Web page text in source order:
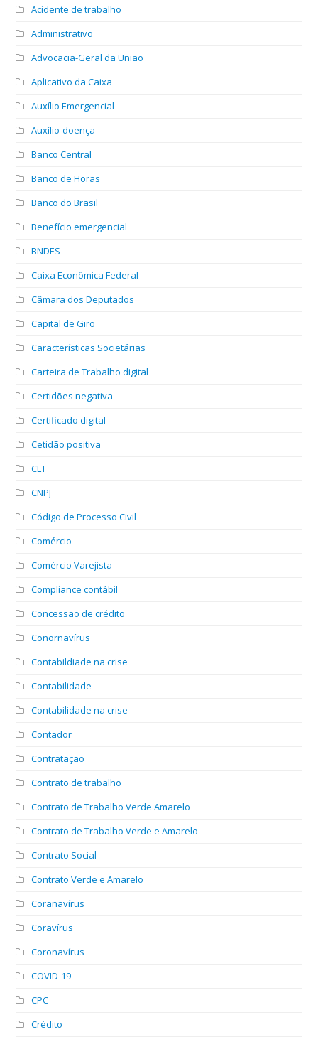
Acidente de trabalho
Administrativo
Advocacia-Geral da União
Aplicativo da Caixa
Auxílio Emergencial
Auxílio-doença
Banco Central
Banco de Horas
Banco do Brasil
Benefício emergencial
BNDES
Caixa Econômica Federal
Câmara dos Deputados
Capital de Giro
Características Societárias
Carteira de Trabalho digital
Certidões negativa
Certificado digital
Cetidão positiva
CLT
CNPJ
Código de Processo Civil
Comércio
Comércio Varejista
Compliance contábil
Concessão de crédito
Conornavírus
Contabildiade na crise
Contabilidade
Contabilidade na crise
Contador
Contratação
Contrato de trabalho
Contrato de Trabalho Verde Amarelo
Contrato de Trabalho Verde e Amarelo
Contrato Social
Contrato Verde e Amarelo
Coranavírus
Coravírus
Coronavírus
COVID-19
CPC
Crédito